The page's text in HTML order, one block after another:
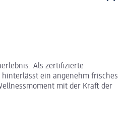
Als zertifizierte
ein angenehm frisches
mit der Kraft der